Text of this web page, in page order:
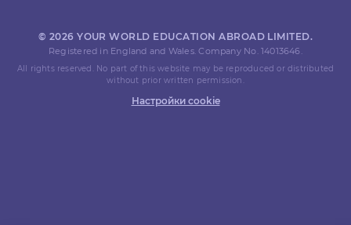
© 2026 YOUR WORLD EDUCATION ABROAD LIMITED.
Registered in England and Wales. Company No. 14013646.
All rights reserved. No part of this website may be reproduced or distributed
without prior written permission.
Настройки cookie